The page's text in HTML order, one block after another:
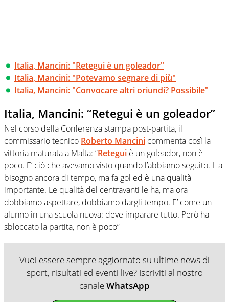
Italia, Mancini: "Retegui è un goleador"
Italia, Mancini: "Potevamo segnare di più"
Italia, Mancini: "Convocare altri oriundi? Possibile"
Italia, Mancini: “Retegui è un goleador”
Nel corso della Conferenza stampa post-partita, il
commissario tecnico Roberto Mancini commenta così la
vittoria maturata a Malta: “Retegui è un goleador, non è
poco. E’ ciò che avevamo visto quando l’abbiamo seguito. Ha
bisogno ancora di tempo, ma fa gol ed è una qualità
importante. Le qualità del centravanti le ha, ma ora
dobbiamo aspettare, dobbiamo dargli tempo. E’ come un
alunno in una scuola nuova: deve imparare tutto. Però ha
sbloccato la partita, non è poco”
Vuoi essere sempre aggiornato su ultime news di
sport, risultati ed eventi live? Iscriviti al nostro
canaleWhatsApp